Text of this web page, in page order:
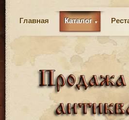
Главная Каталог